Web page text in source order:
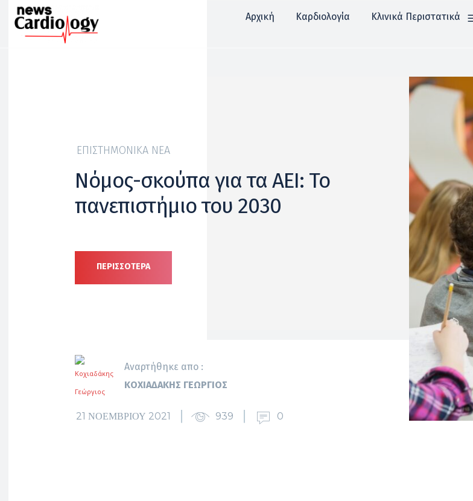
Αρχική Καρδιολογία Κλινικά Περιστατικά
ΕΠΙΣΤΗΜΟΝΙΚΆ ΝΈΑ
Νόμος-σκούπα για τα ΑΕΙ: Το
πανεπιστήμιο του 2030
ΠΕΡΙΣΣΟΤΕΡΑ
Αναρτήθηκε απο :
ΚΟΧΙΑΔΆΚΗΣ ΓΕΏΡΓΙΟΣ
21 ΝΟΕΜΒΡΊΟΥ 2021 939 0